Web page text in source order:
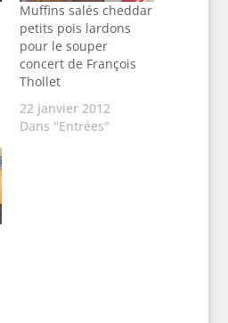
Muffins salés cheddar
petits pois lardons
pour le souper
concert de François
Thollet
22 janvier 2012
Dans "Entrées"